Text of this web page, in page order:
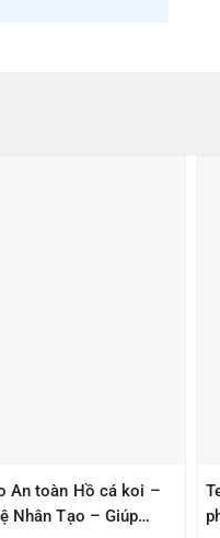
An toàn Hồ cá koi –
Nhân Tạo – Giúp